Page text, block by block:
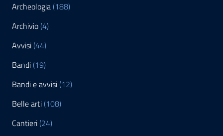
Archeologia (188)
Archivio (4)
Avvisi (44)
Bandi (19)
Bandi e avvisi (12)
Belle arti (108)
Cantieri (24)